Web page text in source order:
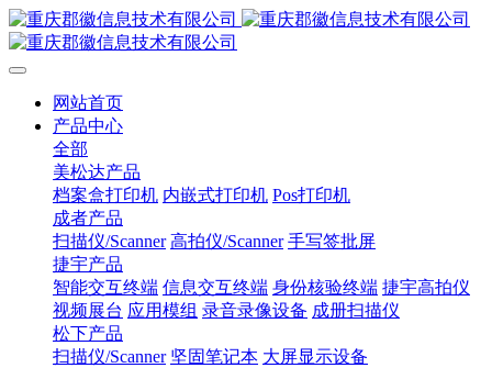
网站首页
产品中心
全部
美松达产品
档案盒打印机 内嵌式打印机 Pos打印机
成者产品
扫描仪/Scanner 高拍仪/Scanner 手写签批屏
捷宇产品
智能交互终端 信息交互终端 身份核验终端 捷宇高拍仪
视频展台 应用模组 录音录像设备 成册扫描仪
松下产品
扫描仪/Scanner 坚固笔记本 大屏显示设备